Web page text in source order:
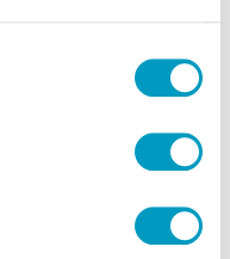
jaren uit te
kan meedoen,
Paul van Nunen